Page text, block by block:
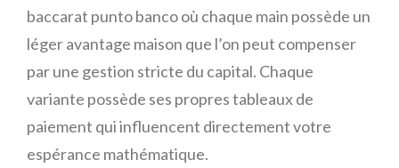
baccarat punto banco où chaque main possède un
léger avantage maison que l’on peut compenser
par une gestion stricte du capital. Chaque
variante possède ses propres tableaux de
paiement qui influencent directement votre
espérance mathématique.​